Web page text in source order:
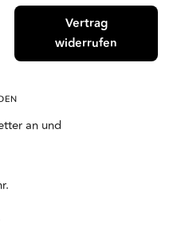
Vertrag
widerrufen
an und